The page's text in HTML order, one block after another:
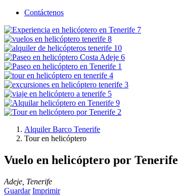
Contáctenos
Alquiler Barco Tenerife
Tour en helicóptero
Vuelo en helicóptero por Tenerife
Adeje, Tenerife
Guardar Imprimir